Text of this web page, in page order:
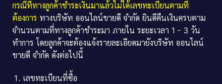
กรณีที่ทางลูกค้าชำระเงินมาแล้วไม่ได้เลขทะเบียนตามที่
ต้องการ ทางบริษัท ออนไลน์ขายดี จำกัด ยินดีคืนเงินครบตาม
จำนวนตามที่ทางลูกค้าชำระมา ภายใน ระยะเวลา 1 - 3 วัน
ทำการ โดยลูกค้าจะต้องแจ้งรายละเอียดมายังบริษัท ออนไลน์
ขายดี จำกัด ดังต่อไปนี้
เลขทะเบียนที่ซื้อ